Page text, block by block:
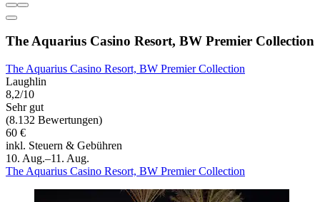
The Aquarius Casino Resort, BW Premier Collection
The Aquarius Casino Resort, BW Premier Collection
Laughlin
8,2/10
Sehr gut
(8.132 Bewertungen)
60 €
inkl. Steuern & Gebühren
10. Aug.–11. Aug.
The Aquarius Casino Resort, BW Premier Collection